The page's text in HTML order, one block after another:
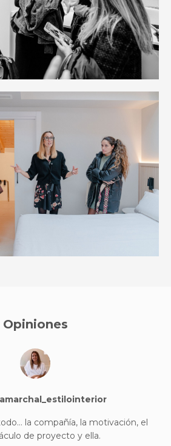
Opiniones
la compañía, la motivación, el
de proyecto y ella.